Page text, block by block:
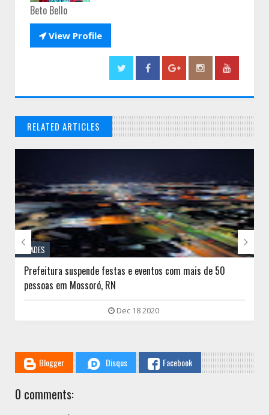
Beto Bello
View Profile
RELATED ARTICLES
// THATS WHAT YOU MIGHT BE LOOKING FOR
CIDADES
Prefeitura suspende festas e eventos com mais de 50
pessoas em Mossoró, RN
Dec 18 2020
 
Blogger Disqus Facebook
0 comments: